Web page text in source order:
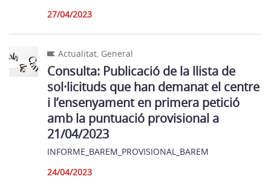
27/04/2023
Actualitat, General
Consulta: Publicació de la llista de
sol·licituds que han demanat el centre
i l’ensenyament en primera petició
amb la puntuació provisional a
21/04/2023
INFORME_BAREM_PROVISIONAL_BAREM
24/04/2023